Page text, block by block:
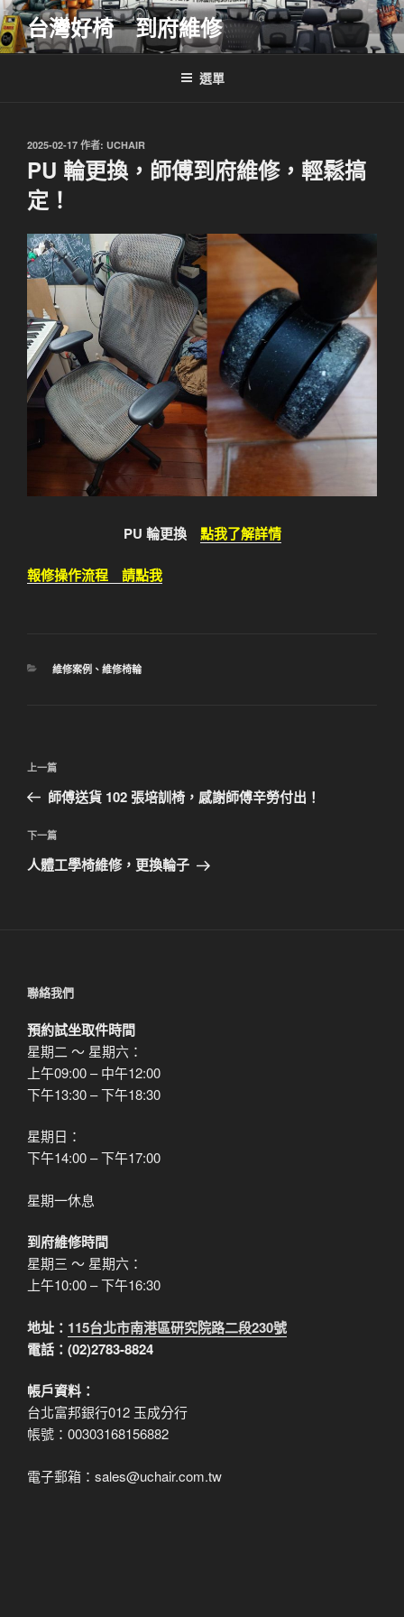
跳
至
主
台灣好椅 到府維修
選單
發
佈
於
2025-02-17 作者: UCHAIR
PU 輪更換，師傅到府維修，輕鬆搞
定！
PU 輪更換 點我了解詳情
報修操作流程 請點我
分
維修案例、 維修椅輪
文
導
覽
上
一
文
章
上一篇
師傅送貨 102 張培訓椅，感謝師傅辛勞付出！
下
一
下一篇
人體工學椅維修，更換輪子
聯絡我們
預約試坐取件時間
星期二 ～ 星期六：
上午09:00 – 中午12:00
下午13:30 – 下午18:30
星期日：
下午14:00 – 下午17:00
星期一休息
到府維修時間
星期三 ～ 星期六：
上午10:00 – 下午16:30
地址： 115台北市南港區研究院路二段230號
電話：(02)2783-8824
帳戶資料：
台北富邦銀行012 玉成分行
帳號：00303168156882
電子郵箱：sales@uchair.com.tw